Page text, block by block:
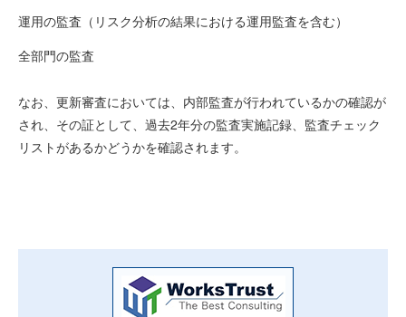
運用の監査（リスク分析の結果における運用監査を含む）
全部門の監査
なお、更新審査においては、内部監査が行われているかの確認が
され、その証として、過去2年分の監査実施記録、監査チェック
リストがあるかどうかを確認されます。